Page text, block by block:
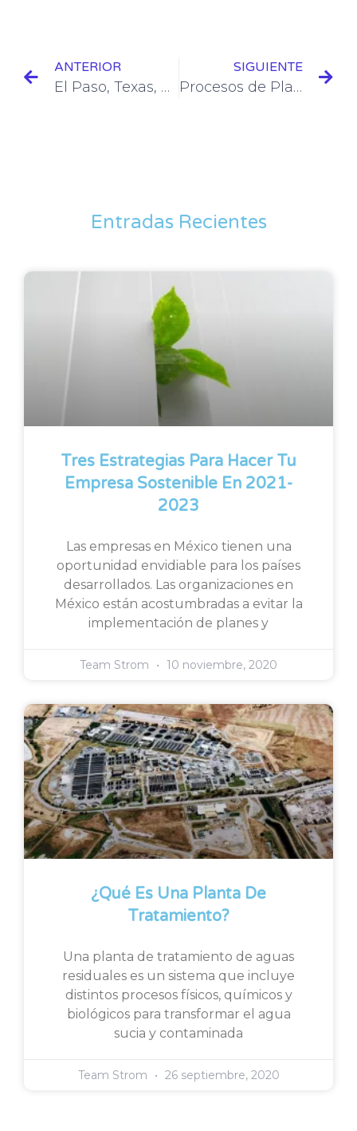
ANTERIOR
El Paso, Texas, pioneros en tratamiento de aguas
SIGUIENTE
Procesos de Plantas de Tratamiento de Aguas Residuales
Entradas Recientes
Tres Estrategias Para Hacer Tu
Empresa Sostenible En 2021-
2023
Las empresas en México tienen una
oportunidad envidiable para los países
desarrollados. Las organizaciones en
México están acostumbradas a evitar la
implementación de planes y
Team Strom 10 noviembre, 2020
¿Qué Es Una Planta De
Tratamiento?
Una planta de tratamiento de aguas
residuales es un sistema que incluye
distintos procesos físicos, químicos y
biológicos para transformar el agua
sucia y contaminada
Team Strom 26 septiembre, 2020